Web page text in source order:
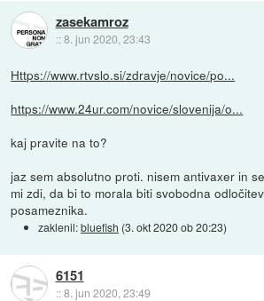
zasekamroz
::8. jun 2020, 23:43
Https://www.rtvslo.si/zdravje/novice/po...
https://www.24ur.com/novice/slovenija/o...
kaj pravite na to?
jaz sem absolutno proti. nisem antivaxer in
mi zdi, da bi to morala biti svobodna
posameznika.
zaklenil:bluefish (3. okt 2020 ob 20:23)
6151
::8. jun 2020, 23:49